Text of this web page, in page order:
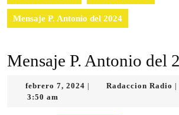
Mensaje P. Antonio del 2024
Mensaje P. Antonio del
febrero 7, 2024 Radaccion Radio
3:50 am